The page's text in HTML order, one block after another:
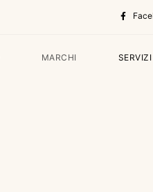
MARCHI SERVIZI